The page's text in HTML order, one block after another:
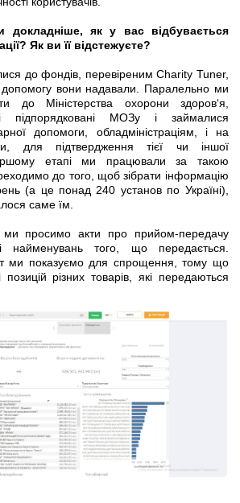
докладніше, як у вас відбувається
Як ви її відстежуєте?
до фондів, перевіреним Charity Tuner,
вони надавали. Паралельно ми
до Міністерства охорони здоров‘я,
підпорядковані МОЗу і займалися
допомоги, обладміністраціям, і на
для підтвердження тієї чи іншої
етапі ми працювали за такою
до того, щоб зібрати інформацію
(а це понад 240 установ по Україні),
саме їм.
ми просимо акти про прийом-передачу
найменувань того, що передається.
ми показуємо для спрощення, тому що
різних товарів, які передаються